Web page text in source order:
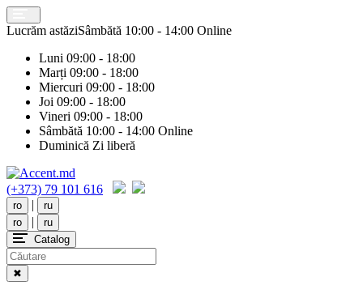
Lucrăm astăziSâmbătă 10:00 - 14:00 Online
Luni 09:00 - 18:00
Marți 09:00 - 18:00
Miercuri 09:00 - 18:00
Joi 09:00 - 18:00
Vineri 09:00 - 18:00
Sâmbătă 10:00 - 14:00 Online
Duminică Zi liberă
(+373) 79 101 616
ro |
ru
ro
|
ru
Catalog
✖